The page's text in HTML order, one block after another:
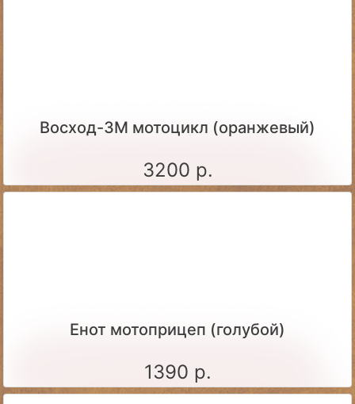
Восход-3М мотоцикл (оранжевый)
3200 р.
Енот мотоприцеп (голубой)
1390 р.